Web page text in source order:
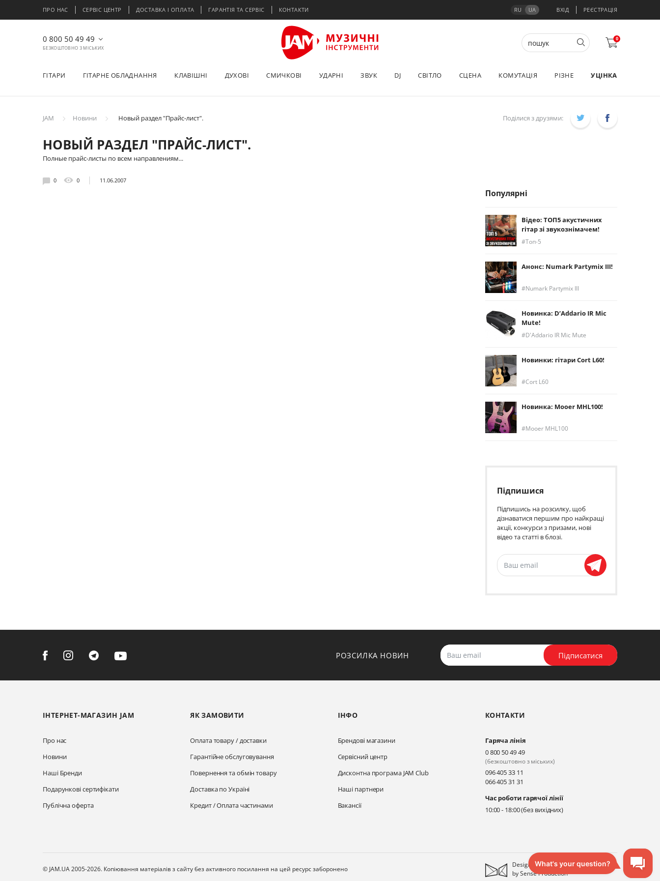
ПРО НАС СЕРВІС ЦЕНТР ДОСТАВКА І ОПЛАТА ГАРАНТІЯ ТА СЕРВІС КОНТАКТИ RU UA ВХІД РЕЄСТРАЦІЯ
0 800 50 49 49
БЕЗКОШТОВНО З МІСЬКИХ
0
ГІТАРИ ГІТАРНЕ ОБЛАДНАННЯ КЛАВІШНІ ДУХОВІ СМИЧКОВІ УДАРНІ ЗВУК DJ СВІТЛО СЦЕНА КОМУТАЦІЯ РІЗНЕ УЦІНКА
JAM Новини Новый раздел "Прайс-лист".
НОВЫЙ РАЗДЕЛ "ПРАЙС-ЛИСТ".
Полные прайс-листы по всем направлениям...
0 0 11.06.2007
Поділися з друзями:
Популярні
Відео: ТОП5 акустичних
гітар зі звукознімачем!
Топ-5
Анонс: Numark Partymix III!
Numark Partymix III
Новинка: D’Addario IR Mic
Mute!
D'Addario IR Mic Mute
Новинки: гітари Cort L60!
Cort L60
Новинка: Mooer MHL100!
Mooer MHL100
Підпишися
Підпишись на розсилку, щоб
дізнаватися першим про найкращі
акції, конкурси з призами, нові
відео та статті в блозі.
РОЗСИЛКА НОВИН Підписатися
ІНТЕРНЕТ-МАГАЗИН JAM
Про нас
Новини
Наші Бренди
Подарункові сертифікати
Публічна оферта
ЯК ЗАМОВИТИ
Оплата товару / доставки
Гарантійне обслуговування
Повернення та обмін товару
Доставка по Україні
Кредит / Оплата частинами
ІНФО
Брендові магазини
Сервісний центр
Дисконтна програма JAM Club
Наші партнери
Вакансії
КОНТАКТИ
Гаряча лінія
0 800 50 49 49
(безкоштовно з міських)
096 405 33 11
066 405 31 31
Час роботи гарячої лінії
10:00 - 18:00 (без вихідних)
© JAM.UA 2005-2026. Копіювання матеріалів з сайту без активного посилання на цей ресурс заборонено
Designed
bySense Production